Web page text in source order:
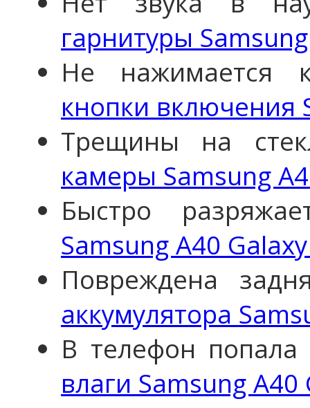
гарнитуры
Не нажимается
кнопки включения
Трещины на
камеры Samsung
Быстро
Samsung A40
Повреждена
аккумулятора
В телефон
влаги Samsung A40